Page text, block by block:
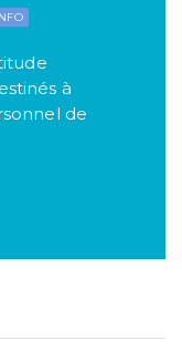
à
de